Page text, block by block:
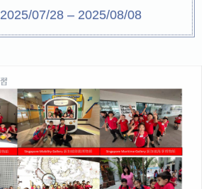
2025/07/28 – 2025/08/08